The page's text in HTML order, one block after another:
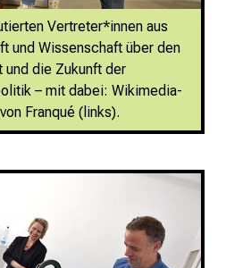
Vertreter*innen aus
und Wissenschaft über den
die Zukunft der
– mit dabei: Wikimedia-
Franqué (links).